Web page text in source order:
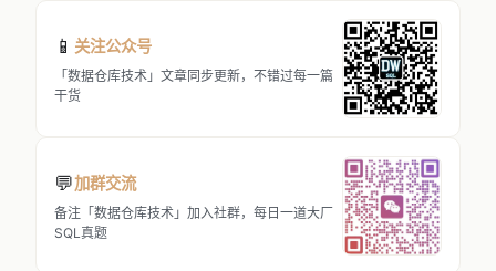
📱 关注公众号
「数据仓库技术」文章同步更新，不错过每一篇
干货
💬加群交流
备注「数据仓库技术」加入社群，每日一道大厂
SQL真题